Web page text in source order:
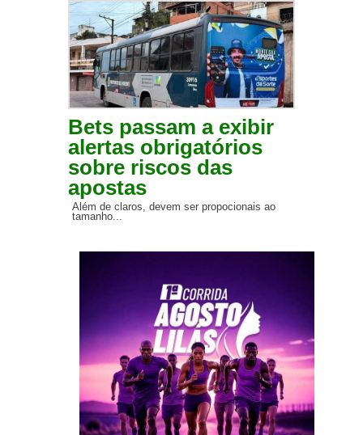
Bets passam a exibir
alertas obrigatórios
sobre riscos das
apostas
Além de claros, devem ser propocionais ao
tamanho...